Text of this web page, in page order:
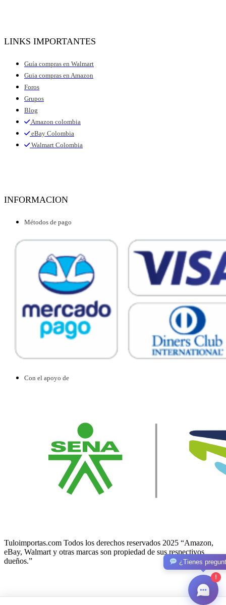
LINKS IMPORTANTES
Guía compras en Walmart
Guia compras en Amazon
Foros
Grupos
Blog
Amazon colombia
eBay Colombia
Walmart Colombia
INFORMACION
Métodos de pago
Con el apoyo de
Tuloimportas.com Todos los derechos reservados 2025 “Amazon,
eBay, Walmart y otras marcas son propiedad de sus respectivos
dueños.”
!
¿Tienes